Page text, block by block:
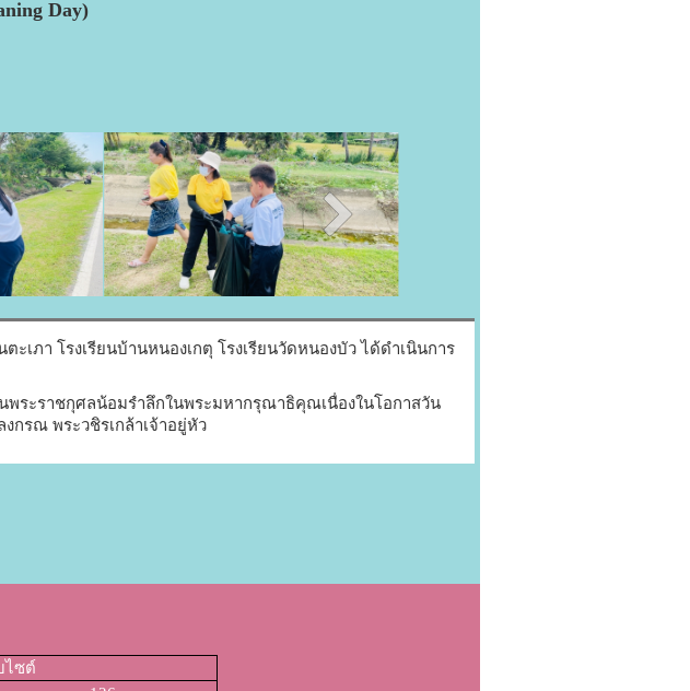
Day)
เภา โรงเรียนบ้านหนองเกตุ โรงเรียนวัดหนองบัว ได้ดำเนินการ
พระราชกุศลน้อมรำลึกในพระมหากรุณาธิคุณเนื่องในโอกาสวัน
กรณ พระวชิรเกล้าเจ้าอยู่หัว
ไซต์